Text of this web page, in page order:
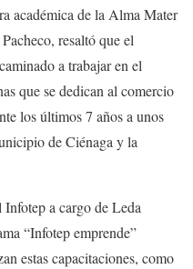
académica de la Alma Mater
resaltó que el
a trabajar en el
que se dedican al comercio
los últimos 7 años a unos
de Ciénaga y la
a cargo de Leda
“Infotep emprende”
estas capacitaciones, como